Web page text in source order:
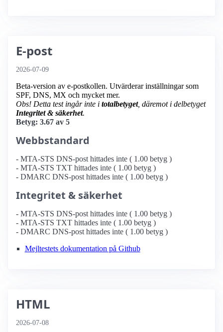
E-post
2026-07-09
Beta-version av e-postkollen. Utvärderar inställningar som
SPF, DNS, MX och mycket mer.
Obs! Detta test ingår inte i totalbetyget, däremot i delbetyget
Integritet & säkerhet.
Betyg: 3.67 av 5
Webbstandard
- MTA-STS DNS-post hittades inte ( 1.00 betyg )
- MTA-STS TXT hittades inte ( 1.00 betyg )
- DMARC DNS-post hittades inte ( 1.00 betyg )
Integritet & säkerhet
- MTA-STS DNS-post hittades inte ( 1.00 betyg )
- MTA-STS TXT hittades inte ( 1.00 betyg )
- DMARC DNS-post hittades inte ( 1.00 betyg )
Mejltestets dokumentation på Github
HTML
2026-07-08